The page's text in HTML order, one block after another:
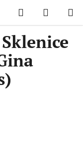
Hledat
KOŠÍK
Sklenice na červené